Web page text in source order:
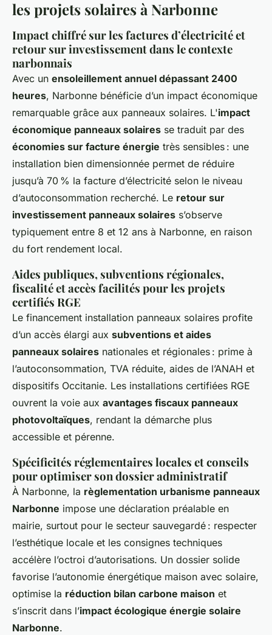
les projets solaires à Narbonne
Impact chiffré sur les factures d’électricité et
retour sur investissement dans le contexte
narbonnais
Avec un ensoleillement annuel dépassant 2400
heures, Narbonne bénéficie d’un impact économique
remarquable grâce aux panneaux solaires. L'impact
économique panneaux solaires se traduit par des
économies sur facture énergie très sensibles : une
installation bien dimensionnée permet de réduire
jusqu’à 70 % la facture d’électricité selon le niveau
d’autoconsommation recherché. Le retour sur
investissement panneaux solaires s’observe
typiquement entre 8 et 12 ans à Narbonne, en raison
du fort rendement local.
Aides publiques, subventions régionales,
fiscalité et accès facilités pour les projets
certifiés RGE
Le financement installation panneaux solaires profite
d’un accès élargi aux subventions et aides
panneaux solaires nationales et régionales : prime à
l’autoconsommation, TVA réduite, aides de l’ANAH et
dispositifs Occitanie. Les installations certifiées RGE
ouvrent la voie aux avantages fiscaux panneaux
photovoltaïques, rendant la démarche plus
accessible et pérenne.
Spécificités réglementaires locales et conseils
pour optimiser son dossier administratif
À Narbonne, la règlementation urbanisme panneaux
Narbonne impose une déclaration préalable en
mairie, surtout pour le secteur sauvegardé : respecter
l’esthétique locale et les consignes techniques
accélère l’octroi d’autorisations. Un dossier solide
favorise l’autonomie énergétique maison avec solaire,
optimise la réduction bilan carbone maison et
s’inscrit dans l’impact écologique énergie solaire
Narbonne.